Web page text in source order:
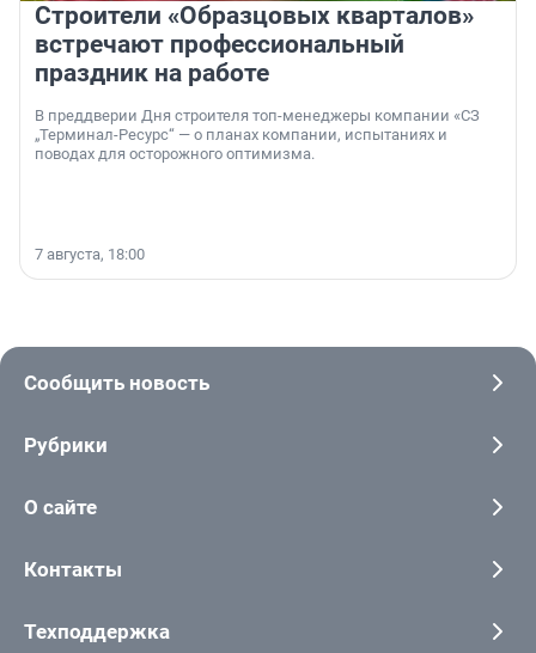
Строители «Образцовых кварталов»
встречают профессиональный
праздник на работе
В преддверии Дня строителя топ-менеджеры компании «СЗ
„Терминал-Ресурс“ — о планах компании, испытаниях и
поводах для осторожного оптимизма.
7 августа, 18:00
Сообщить новость
Рубрики
О сайте
Контакты
Техподдержка